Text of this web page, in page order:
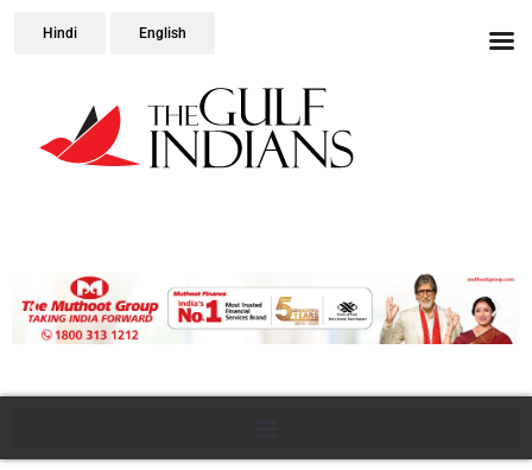
Hindi English